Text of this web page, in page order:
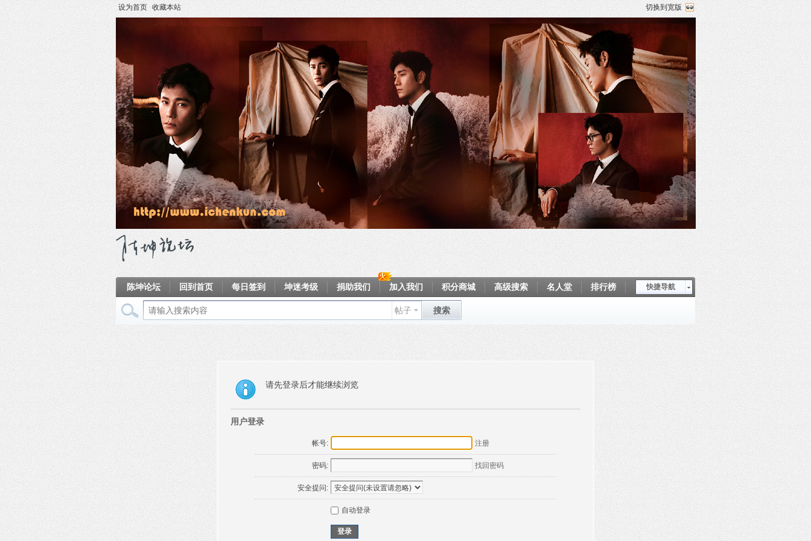
设为首页 收藏本站 切换到宽版
快捷导航
陈坤论坛 回到首页 每日签到 坤迷考级 捐助我们 加入我们 积分商城 高级搜索 名人堂
排行榜
帖子 搜索
请先登录后才能继续浏览
用户登录
帐号: 注册
密码: 找回密码
安全提问:
自动登录
登录